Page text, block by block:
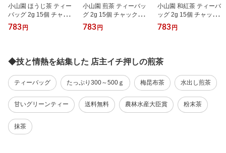
小山園 ほうじ茶 ティー
バッグ 2g 15個 チャック
付袋入【包装不可】【の
し紙対応不可】
783円
小山園 煎茶 ティーバッ
グ 2g 15個 チャック付袋
入【包装不可】【のし紙
対応不可】
783円
小山園 和紅茶 ティーバ
ッグ 2g 15個 チャック付
袋入【包装不可】【のし
紙対応不可】
783円
◆技と情熱を結集した 店主イチ押しの煎茶
ティーバッグ たっぷり300～500ｇ 梅昆布茶 水出し煎茶
甘いグリーンティー 送料無料 農林水産大臣賞 粉末茶
抹茶